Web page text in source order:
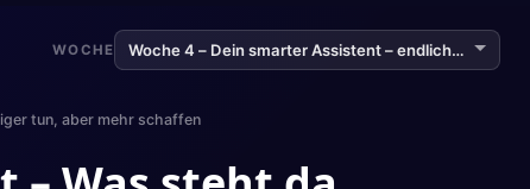
WOCHE
tun, aber mehr schaffen